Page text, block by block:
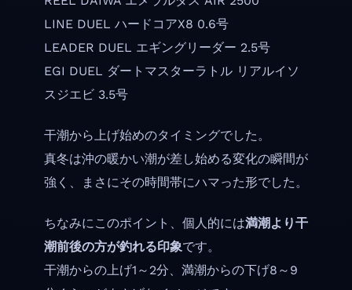
LINE DUEL ハードコアX8 0.6号
LEADER DUEL エギングリーダー 2.5号
EGI DUEL ダートマスターラトル リアルイソ
スジエビ 3.5号
干潮から上げ始めのタイミングでした。
真冬は沖の暖かい潮が差し始める変化の瞬間が
強く、まさにその時間帯にハマった形でした。
ちなみにこのポイント、個人的には満潮より干
潮前後の方が釣れる印象です。
干潮からの上げ1～2分、満潮からの下げ8～9